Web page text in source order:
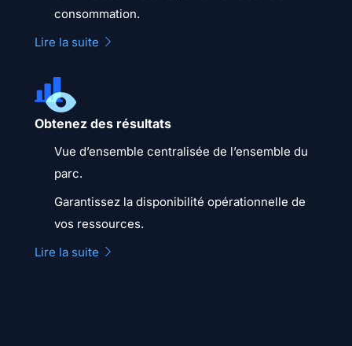
consommation.
Lire la suite
Obtenez des résultats
Vue d’ensemble centralisée de l’ensemble du
parc.
Garantissez la disponibilité opérationnelle de
vos ressources.
Lire la suite